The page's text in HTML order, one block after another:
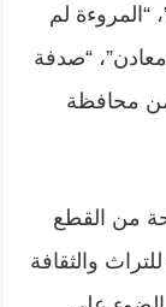
“المروءة لم
“صدفة
من محافظة
التي تقع في 186 صفحة من القطع
والثقافة